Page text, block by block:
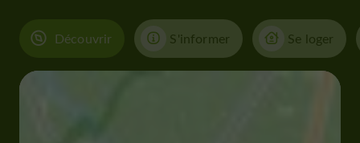
Découvrir S'informer Se loger